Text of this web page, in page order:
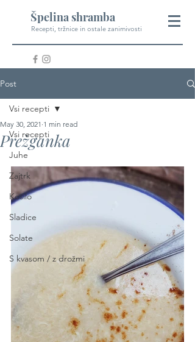
Špelina shramba
Recepti, tržnice in ostale zanimivosti
Post
Vsi recepti
Juhe
Zajtrk
Kosilo
Sladice
Solate
S kvasom / z drožmi
Vsi recepti
Prežganka
May 30, 2021 1 min read